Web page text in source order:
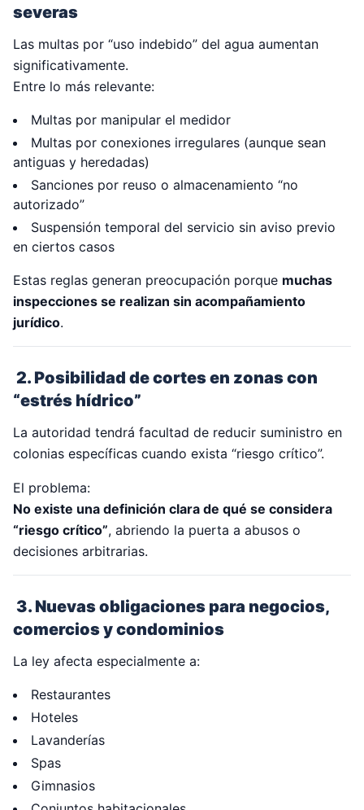
severas
Las multas por “uso indebido” del agua aumentan
significativamente.
Entre lo más relevante:
Multas por manipular el medidor
Multas por conexiones irregulares (aunque sean
antiguas y heredadas)
Sanciones por reuso o almacenamiento “no
autorizado”
Suspensión temporal del servicio sin aviso previo
en ciertos casos
Estas reglas generan preocupación porque muchas
inspecciones se realizan sin acompañamiento
jurídico.
2. Posibilidad de cortes en zonas con
“estrés hídrico”
La autoridad tendrá facultad de reducir suministro en
colonias específicas cuando exista “riesgo crítico”.
El problema:
No existe una definición clara de qué se considera
“riesgo crítico”, abriendo la puerta a abusos o
decisiones arbitrarias.
3. Nuevas obligaciones para negocios,
comercios y condominios
La ley afecta especialmente a:
Restaurantes
Hoteles
Lavanderías
Spas
Gimnasios